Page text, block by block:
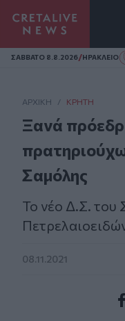
Homepage
ΣAΒΒΑΤΟ 8.8.2026/ΗΡΑΚΛΕΙΟ
ΑΡΧΙΚΗ / ΚΡΉΤΗ
Ξανά
Σαμόλης
Το νέο Δ.Σ.
08.11.2021